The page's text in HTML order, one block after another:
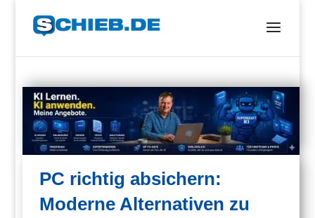
PC richtig absichern:
Moderne Alternativen zu